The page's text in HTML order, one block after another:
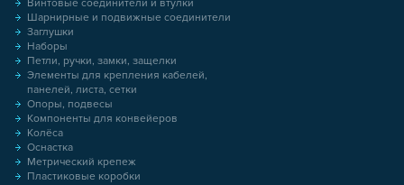
Винтовые соединители и втулки
Шарнирные и подвижные соединители
Заглушки
Наборы
Петли, ручки, замки, защелки
Элементы для крепления кабелей,
панелей, листа, сетки
Опоры, подвесы
Компоненты для конвейеров
Колёса
Оснастка
Метрический крепеж
Пластиковые коробки